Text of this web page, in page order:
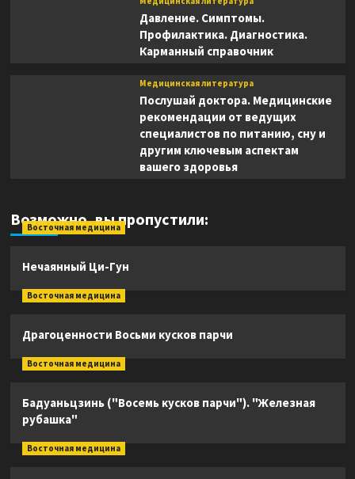
Давление. Симптомы.
Профилактика. Диагностика.
Карманный справочник
Медицинская литература
Послушай доктора. Медицинские
рекомендации от ведущих
специалистов по питанию, сну и
другим ключевым аспектам
вашего здоровья
Возможно, вы пропустили:
Восточная медицина
Нечаянный Ци-Гун
Восточная медицина
Драгоценности Восьми кусков парчи
Восточная медицина
Бадуаньцзинь ("Восемь кусков парчи"). "Железная
рубашка"
Восточная медицина